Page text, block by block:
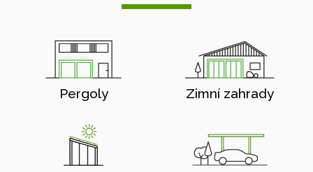
Pergoly Zimní zahrady